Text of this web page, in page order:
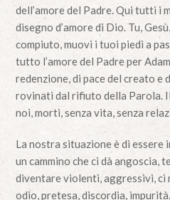
dell’amore del Padre. Qui tutti i
disegno d’amore di Dio. Tu,
compiuto, muovi i tuoi piedi a
tutto l’amore del Padre per
redenzione, di pace del creato e
rovinati dal rifiuto della Parola.
noi, morti, senza vita, senza
La nostra situazione è di essere
un cammino che ci dà angoscia,
diventare violenti, aggressivi, ci
odio, pretesa, discordia, impurità.